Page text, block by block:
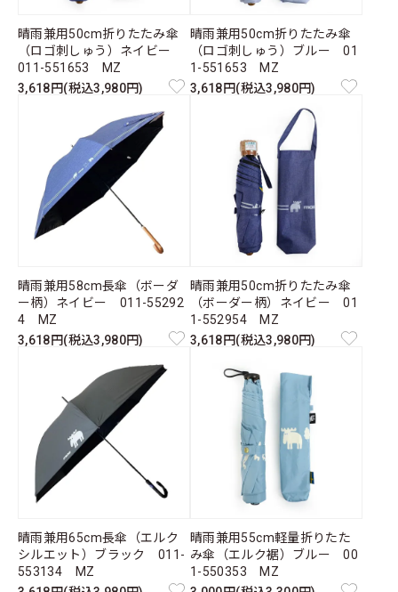
晴雨兼用50cm折りたたみ傘
（ロゴ刺しゅう）ネイビー
011-551653 MZ
3,618円(税込3,980円)
晴雨兼用50cm折りたたみ傘
（ロゴ刺しゅう）ブルー 01
1-551653 MZ
3,618円(税込3,980円)
晴雨兼用58cm長傘（ボーダ
ー柄）ネイビー 011-55292
4 MZ
3,618円(税込3,980円)
晴雨兼用50cm折りたたみ傘
（ボーダー柄）ネイビー 01
1-552954 MZ
3,618円(税込3,980円)
晴雨兼用65cm長傘（エルク
シルエット）ブラック 011-
553134 MZ
晴雨兼用55cm軽量折りたた
み傘（エルク裾）ブルー 00
1-550353 MZ